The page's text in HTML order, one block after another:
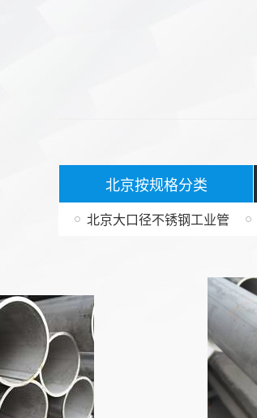
北京按规格分类
北京大口径不锈钢工业管